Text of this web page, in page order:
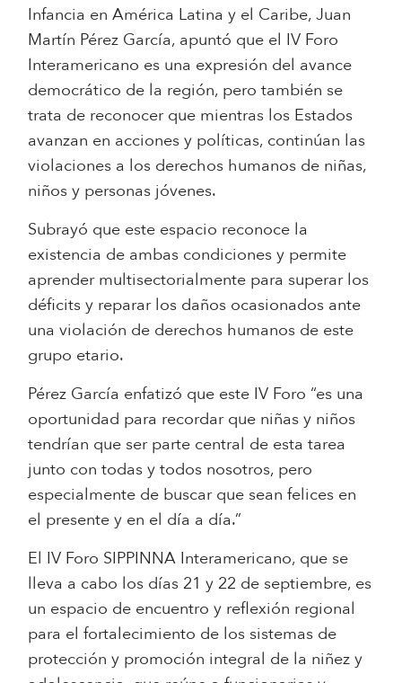
Infancia en América Latina y el Caribe, Juan
Martín Pérez García, apuntó que el IV Foro
Interamericano es una expresión del avance
democrático de la región, pero también se
trata de reconocer que mientras los Estados
avanzan en acciones y políticas, continúan las
violaciones a los derechos humanos de niñas,
niños y personas jóvenes.
Subrayó que este espacio reconoce la
existencia de ambas condiciones y permite
aprender multisectorialmente para superar los
déficits y reparar los daños ocasionados ante
una violación de derechos humanos de este
grupo etario.
Pérez García enfatizó que este IV Foro “es una
oportunidad para recordar que niñas y niños
tendrían que ser parte central de esta tarea
junto con todas y todos nosotros, pero
especialmente de buscar que sean felices en
el presente y en el día a día.”
El IV Foro SIPPINNA Interamericano, que se
lleva a cabo los días 21 y 22 de septiembre, es
un espacio de encuentro y reflexión regional
para el fortalecimiento de los sistemas de
protección y promoción integral de la niñez y